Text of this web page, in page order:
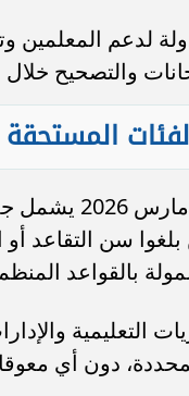
لدعم المعلمين
والتصحيح
المستحقة
أكدت الوزارة
بلغوا سن التقاعد
بالقواعد
التعليمية
دون أي